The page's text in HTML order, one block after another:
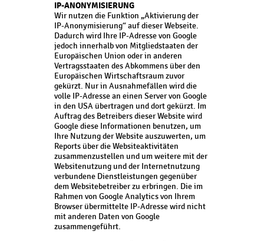
IP-ANONYMISIERUNG
Wir nutzen die Funktion „Aktivierung der
IP-Anonymisierung“ auf dieser Webseite.
Dadurch wird Ihre IP-Adresse von Google
jedoch innerhalb von Mitgliedstaaten der
Europäischen Union oder in anderen
Vertragsstaaten des Abkommens über den
Europäischen Wirtschaftsraum zuvor
gekürzt. Nur in Ausnahmefällen wird die
volle IP-Adresse an einen Server von Google
in den USA übertragen und dort gekürzt. Im
Auftrag des Betreibers dieser Website wird
Google diese Informationen benutzen, um
Ihre Nutzung der Website auszuwerten, um
Reports über die Websiteaktivitäten
zusammenzustellen und um weitere mit der
Websitenutzung und der Internetnutzung
verbundene Dienstleistungen gegenüber
dem Websitebetreiber zu erbringen. Die im
Rahmen von Google Analytics von Ihrem
Browser übermittelte IP-Adresse wird nicht
mit anderen Daten von Google
zusammengeführt.